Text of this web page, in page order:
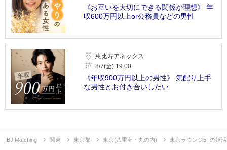
《お互いを大切にできる関係が理想》 年
収600万円以上or公務員などの男性
恵比寿アネックス
8/7(金) 19:00
《年収900万円以上の男性》 気配り上手
な男性とお付き合いしたい
IBJ Matching 関東 東京都 東京(八重洲・丸の内) 東京ラウンジ5Fの婚